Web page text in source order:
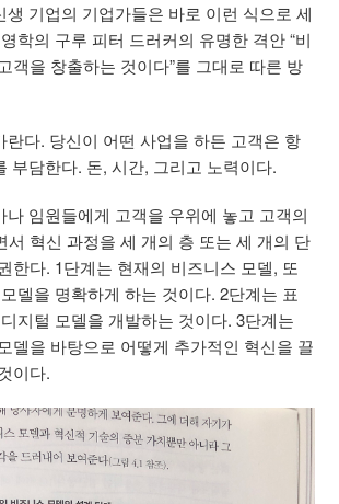
생 기업의 기업가들은 바로 이런 식으로 세
학의 구루 피터 드러커의 유명한 격안 “비
객을 창출하는 것이다”를 그대로 따른 방
란다. 당신이 어떤 사업을 하든 고객은 항
부담한다. 돈, 시간, 그리고 노력이다.
나 임원들에게 고객을 우위에 놓고 고객의
서 혁신 과정을 세 개의 층 또는 세 개의 단
한다. 1단계는 현재의 비즈니스 모델, 또
델을 명확하게 하는 것이다. 2단계는 표
지털 모델을 개발하는 것이다. 3단계는
델을 바탕으로 어떻게 추가적인 혁신을 끌
이다.